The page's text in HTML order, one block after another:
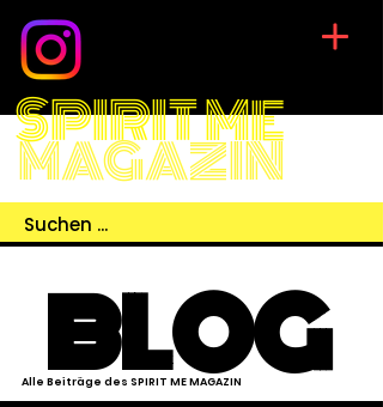
SPIRIT ME
MAGAZIN
BLOG
Alle Beiträge des SPIRIT ME MAGAZIN